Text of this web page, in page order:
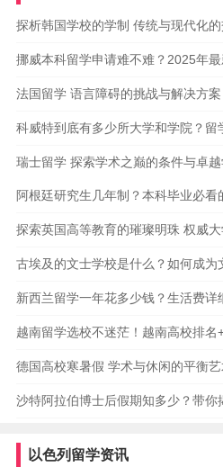
探析韩国学校的学制 传统与现代化的
挪威本科留学申请难不难？2025年最
法国留学 语言障碍的挑战与解决方案
科威特到底有多少所大学和学院？留
瑞士留学 探索学术之巅的条件与卓
阿根廷研究生几年制？本科毕业必看
探索英国高等教育的璀璨明珠 权威大
古埃及的文士学校是什么？如何成为
新西兰留学一年花多少钱？生活费详
越南留学选校不迷茫！越南高校排名
德国高校寒暑假 学术与休闲的平衡
沙特阿拉伯博士后假期知多少？带你
以色列留学资讯